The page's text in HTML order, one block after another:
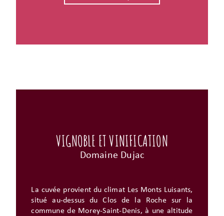
VIGNOBLE ET VINIFICATION
Domaine Dujac
La cuvée provient du climat Les Monts Luisants,
situé au-dessus du Clos de la Roche sur la
commune de Morey-Saint-Denis, à une altitude